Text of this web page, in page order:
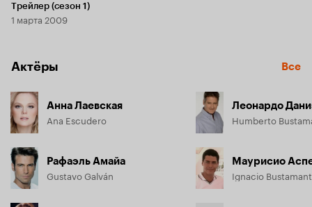
Трейлер (сезон 1)
1 марта 2009
Актёры Все
Анна Лаевская
Ana Escudero
Рафаэль Амайа
Gustavo Galván
Леонардо
Humberto
Маурисио
Ignacio